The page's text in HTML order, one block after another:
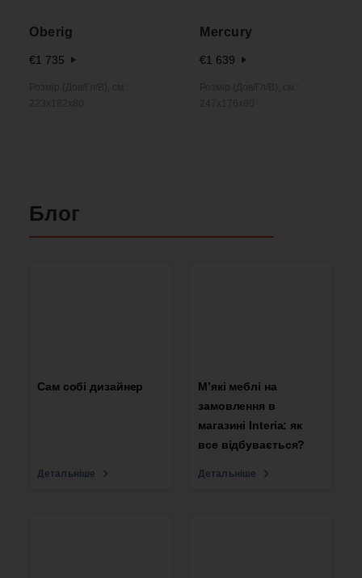
Oberig
€1 735
Mercury
€1 639
Блог
Сам собі дизайнер
Детальніше
М’які меблі на
замовлення в
магазині Interia: як
все відбувається?
Детальніше